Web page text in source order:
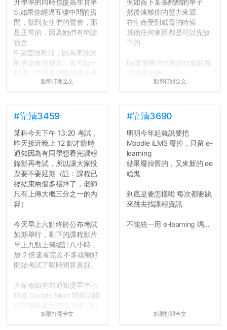
個人經歷（進入大學
前）
個人經歷（大一至
大...
5.如果你經過五樓中間的房
間，聽到女生們的聲音，那
是正常的，因為她們有申請
宿舍
6.浴室很乾淨，因為來洗澡
的男女會洗很久，也可以一
舍房間，都歡迎留言讓我知
道...
點擊打開全文
然後遠離你的壓力來源
在生命受到威脅的時候
其他任何東西都是可以先放
下的
by某個壓力大到想自殺好幾
點擊打開全文
#靠清3459
某科今天下午 13:20 考試，
昨天接近晚上 12 點才臨時
通知因為有同學想看完課程
錄影再考試，所以讓大家投
票要不要延期（註：課程已
經結束兩個多禮拜了，老師
只有上傳大概三分之一的內
容）
今天早上六點終於公布考試
如期舉行，剩下的課程影片
早上九點上傳總計八小時，
放 2 倍速看完差不多就剛好
開始考試了呢時間算真好。
大家都如先前通知提早半小
時進 Google Meet 開鏡頭跟
分享螢幕畫面等待考試，結
果就是無止盡的等待，等到
點擊打開全文
#靠清3690
明明今年起就說要把
Moodle iLMS 廢掉，只留 e-
learning
結果廢掉舊的，又來新的 ee
啥鬼
到底是要怎樣啦 每次都要跳
來跳去找課程資訊
不能統一用 e-learning 嗎...
點擊打開全文